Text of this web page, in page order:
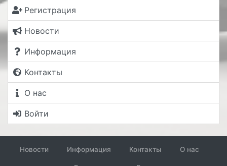
Регистрация
Новости
Информация
Контакты
О нас
Войти
Новости Информация Контакты О нас